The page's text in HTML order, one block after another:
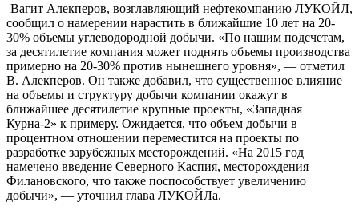
Вагит Алекперов, возглавляющий нефтекомпанию ЛУКОЙЛ,
сообщил о намерении нарастить в ближайшие 10 лет на 20-
30% объемы углеводородной добычи. «По нашим подсчетам,
за десятилетие компания может поднять объемы производства
примерно на 20-30% против нынешнего уровня», — отметил
В. Алекперов. Он также добавил, что существенное влияние
на объемы и структуру добычи компании окажут в
ближайшее десятилетие крупные проекты, «Западная
Курна-2» к примеру. Ожидается, что объем добычи в
процентном отношении переместится на проекты по
разработке зарубежных месторождений. «На 2015 год
намечено введение Северного Каспия, месторождения
Филановского, что также поспособствует увеличению
добычи», — уточнил глава ЛУКОЙЛа.